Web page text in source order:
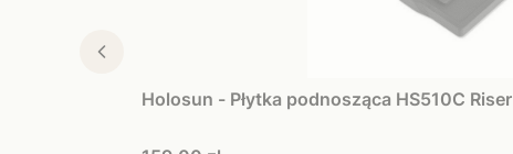
Holosun - Płytka podnosząca HS510C Riser